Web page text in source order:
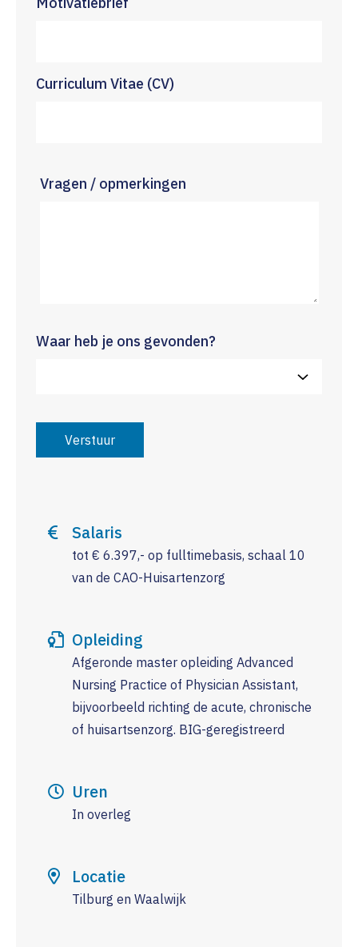
Curriculum Vitae (CV)
Vragen / opmerkingen
Waar heb je ons gevonden?
Verstuur
Salaris
tot € 6.397,- op fulltimebasis, schaal 10
van de CAO-Huisartenzorg
Opleiding
Afgeronde master opleiding Advanced
Nursing Practice of Physician Assistant,
bijvoorbeeld richting de acute, chronische
of huisartsenzorg. BIG-geregistreerd
Uren
In overleg
Locatie
Tilburg en Waalwijk